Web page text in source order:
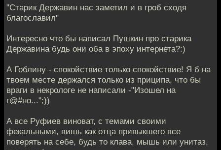
"Старик Державин нас заметил и в гроб сходя
благославил"
Интересно что бы написал Пушкин про старика
Державина будь они оба в эпоху интернета?:)
А Гоблину - спокойствие только спокойствие! Я б на
твоем месте держался только из приципа, что бы
враги в некрологе не написали -"Изошел на
г@#но...";))
А все Руфиев виноват, с темами своими
фекальными, вишь как отца привыкшего все
поверять на себе, будь то клава, мышь или унитаз,